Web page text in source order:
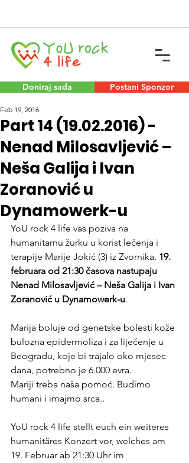
Doniraj sada Postani Sponzor
Part 14 (19.02.2016) -
Nenad Milosavljević –
Neša Galija i Ivan
Zoranović u
Dynamowerk-u
Feb 19, 2016
YoU rock 4 life vas poziva na
humanitarnu žurku u korist lečenja i
terapije Marije Jokić (3) iz Zvornika. 19.
februara od 21:30 časova nastupaju
Nenad Milosavljević – Neša Galija i Ivan
Zoranović u Dynamowerk-u.
Marija boluje od genetske bolesti kože
bulozna epidermoliza i za liječenje u
Beogradu, koje bi trajalo oko mjesec
dana, potrebno je 6.000 evra.
Mariji treba naša pomoć. Budimo
humani i imajmo srca..
YoU rock 4 life stellt euch ein weiteres
humanitäres Konzert vor, welches am
19. Februar ab 21:30 Uhr im